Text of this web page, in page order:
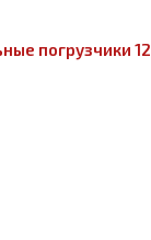
погрузчики 12